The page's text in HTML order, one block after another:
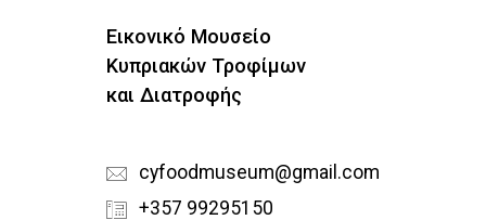
Εικονικό Μουσείο
Κυπριακών Τροφίμων
και Διατροφής
cyfoodmuseum@gmail.com
+357 99295150